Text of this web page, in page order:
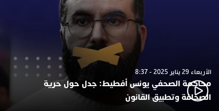
الأربعاء 29 يناير 2025 - 8:37
محاكمة الصحفي يونس أفطيط: جدل حول حرية
الصحافة وتطبيق القانون